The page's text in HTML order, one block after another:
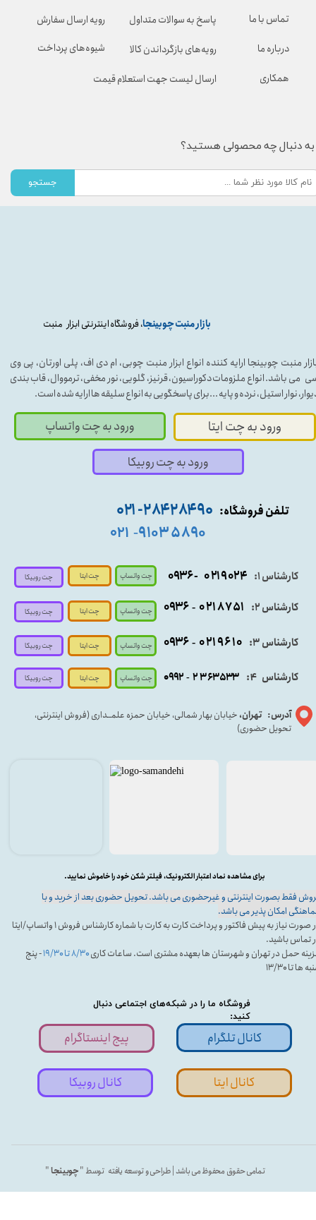
بازار منبت چوبینجا، فروشگاه اینترنتی ابزار منبت
فروشگاه ما را در شبکه‌های اجتماعی دنبال
کنید:
منبت چوبینجا ارایه کننده انواع ابزار منبت چوبی، ام دی اف، پلی اورتان، پی وی
می باشد. انواع ملزومات دکوراسیون، قرنیز، گلویی، نور مخفی، ترمووال، قاب بندی
نوار استیل، نرده و پایه ...برای پاسخگویی به انواع سلیقه ها ارایه شده است.
تمامی حقوق محفوظ می باشد | طراحی و توسعه یافته توسط "چوبینجا"
کارشناس ۱: ۰۲۱۹۰۲۴ - ۰۹۳۶
آدرس: تهران، خیابان بهار شمالی، خیابان حمزه علمــداری (فروش اینترنتی،
تحویل حضوری)
ورود به چت ایتا ورود به چت واتساپ
تلفن فروشگاه: ۹۰ ۲۸۴ ۲۸۴- ۰۲۱
۵۸۹۰ ۹۱۰۳ -۰۲۱
کارشناس ۳: ۰۲۱۹۶۱۰ -۰۹۳۶
فقط بصورت اینترنتی و غیرحضوری می باشد. تحویل حضوری بعد از خرید و با
امکان پذیر می باشد.
در صورت نیاز به پیش فاکتور و پرداخت کارت به کارت با شماره کارشناس فروش ۱ واتساپ/ایتا
تماس باشید.
حمل در تهران و شهرستان ها بعهده مشتری است. ساعات کاری۸/۳۰ تا ۱۹/۳۰
- پنج
ها تا ۱۳/۳۰
برای مشاهده نماد اعتبار الکترونیک، فیلتر شکن خود را خاموش نمایید.
پیج اینستاگرام کانال تلگرام
کارشناس ۲: ۰۲۱۸۷۵۱ - ۰۹۳۶
کانال ایتا کانال روبیکا
ورود به چت روبیکا
کارشناس 4
: ۲۳۶۳۵۳۳ - ۰۹۹۲
چت واتساپ
چت واتساپ
چت واتساپ
چت واتساپ
چت ایتا
چت ایتا
چت ایتا
چت ایتا
چت روبیکا
چت روبیکا
چت روبیکا
چت روبیکا
رویه ارسال سفارش
شیوه‌های پرداخت
پاسخ به سوالات متداول
رویه‌های بازگرداندن کالا
ارسال لیست جهت استعلام قیمت
تماس با ما
درباره ما
همکاری
به دنبال چه محصولی هستید؟
جستجو